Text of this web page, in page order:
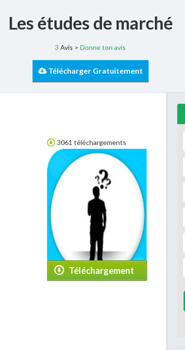
Les études de marché
3 Avis > Donne ton avis
Télécharger Gratuitement
Téléchargement
3061 téléchargements